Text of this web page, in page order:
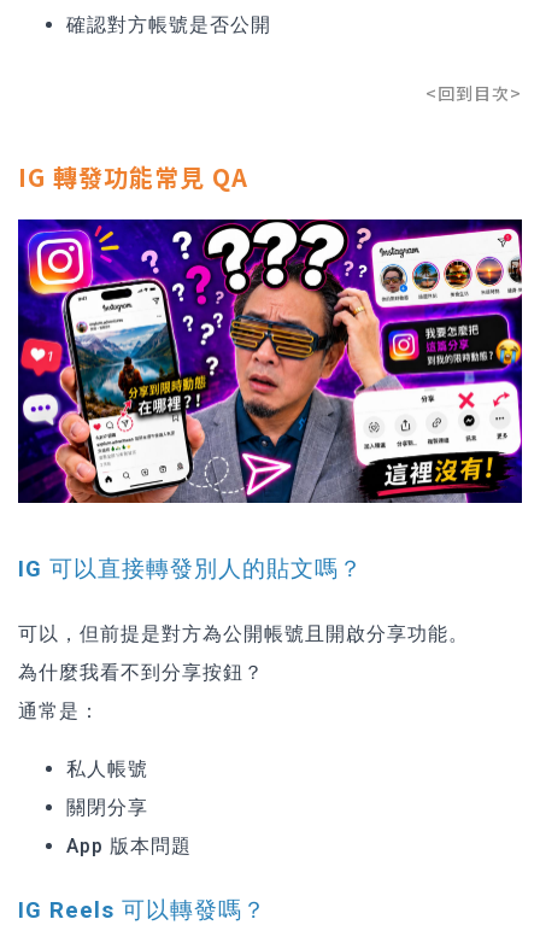
確認對方帳號是否公開
<回到目次>
IG 轉發功能常見 QA
IG 可以直接轉發別人的貼文嗎？
可以，但前提是對方為公開帳號且開啟分享功能。
為什麼我看不到分享按鈕？
通常是：
私人帳號
關閉分享
App 版本問題
IG Reels 可以轉發嗎？